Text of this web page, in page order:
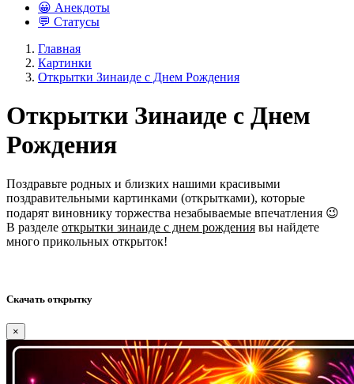
😀 Анекдоты
💬 Статусы
Главная
Картинки
Открытки Зинаиде с Днем Рождения
Открытки Зинаиде с Днем
Рождения
Поздравьте родных и близких нашими красивыми
поздравительными картинками (открытками), которые
подарят виновнику торжества незабываемые впечатления 😉
В разделе открытки зинаиде с днем рождения вы найдете
много прикольных открыток!
Скачать открытку
×